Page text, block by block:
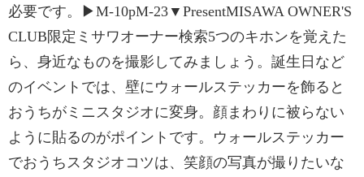
必要です。▶M-10pM-23▼PresentMISAWA OWNER'S
CLUB限定ミサワオーナー検索5つのキホンを覚えた
ら、身近なものを撮影してみましょう。誕生日など
のイベントでは、壁にウォールステッカーを飾ると
おうちがミニスタジオに変身。顔まわりに被らない
ように貼るのがポイントです。ウォールステッカー
でおうちスタジオコツは、笑顔の写真が撮りたいな